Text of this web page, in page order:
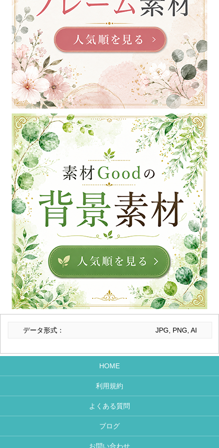
データ形式： JPG, PNG, AI
HOME
利用規約
よくある質問
ブログ
お問い合わせ